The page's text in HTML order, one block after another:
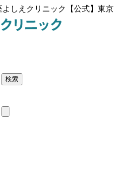
しえクリニック【公式】東京